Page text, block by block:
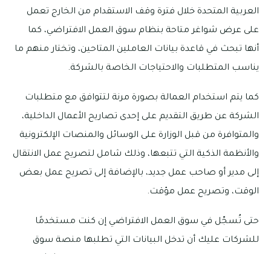
العربية المتحدة خلال فترة وقف الاستقدام من الخارج تعمل
على عرض شواغر متاحة بنظام سوق العمل الافتراضي، كما
أنها تبحث في قاعدة بيانات العاملين المتاحين، وتختار منهم ما
يناسب المتطلبات والاحتياجات الخاصة بالشركة.
كما يتم استخدام العمالة بصورة مرنة لتتوافق مع متطلبات
الشركة عن طريق التقديم على إحدى تصاريح الأعمال الداخلية،
والمتوافرة من قبل الوزارة على الوسائل والمنصات الإلكترونية
والأنظمة الذكية التي تتبعها، وذلك شامل لتصريح عمل الانتقال
إلى مدير أو صاحب عمل جديد، بالإضافة إلى تصريح عمل بعض
الوقت، وتصريح عمل مؤقت.
حتى تُسجّل في سوق العمل الافتراضي إن كنت مستخدمًا
للشركات عليك أن تدخل البيانات التي تطلبها منصة سوق